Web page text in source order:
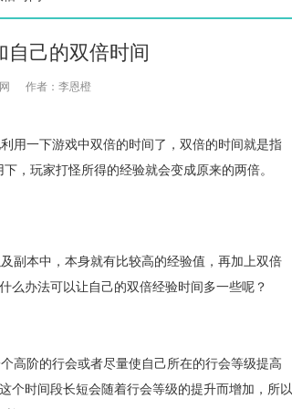
自己的双倍时间
作者：李恩橙
用一下游戏中双倍的时间了，双倍的时间就是指
，玩家打怪所得的经验就会变成原来的两倍。
副本中，本身就有比较高的经验值，再加上双倍
么办法可以让自己的双倍经验时间多一些呢？
高阶的行会或者尽量使自己所在的行会等级提高
个时间段长短会随着行会等级的提升而增加，所以